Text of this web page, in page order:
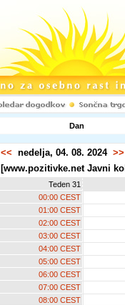
Dan
<< nedelja, 04. 08. 2024 >>
[www.pozitivke.net Javni
Teden 31
00:00 CEST
01:00 CEST
02:00 CEST
03:00 CEST
04:00 CEST
05:00 CEST
06:00 CEST
07:00 CEST
08:00 CEST